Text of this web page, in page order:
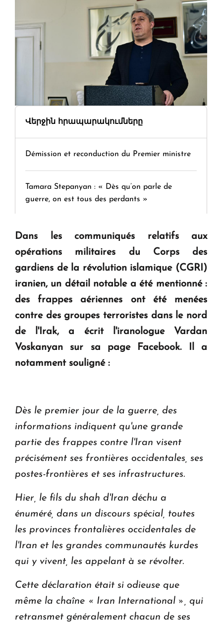
Վերջին հրապարակումները
Démission et reconduction du Premier ministre
Tamara Stepanyan : « Dès qu’on parle de
guerre, on est tous des perdants »
" Tant qu'il n'existe pas d'alternative concrète, la
KASA : 30 ans d'audace, de résilience et d'avenir
en Arménie
Le premier hôtel Hyatt Regency d'Arménie
ouvrira ses portes à Dilijan
Dans les communiqués relatifs aux
opérations militaires du Corps des
gardiens de la révolution islamique (CGRI)
iranien, un détail notable a été mentionné :
des frappes aériennes ont été menées
contre des groupes terroristes dans le nord
de l'Irak, a écrit l'iranologue Vardan
Voskanyan sur sa page Facebook. Il a
notamment souligné :
Dès le premier jour de la guerre, des
informations indiquent qu'une grande
partie des frappes contre l'Iran visent
précisément ses frontières occidentales, ses
postes-frontières et ses infrastructures.
Hier, le fils du shah d'Iran déchu a
énuméré, dans un discours spécial, toutes
les provinces frontalières occidentales de
l'Iran et les grandes communautés kurdes
qui y vivent, les appelant à se révolter.
Cette déclaration était si odieuse que
même la chaîne « Iran International », qui
retransmet généralement chacun de ses